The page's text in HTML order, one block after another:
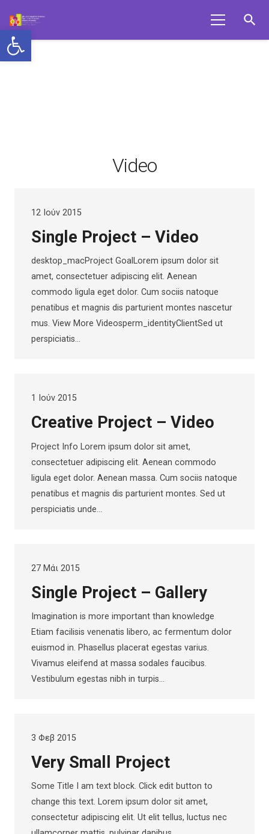
Ανοίξτε τη γραμμή εργαλείων
search
Video
12 Ιούν 2015
Single Project – Video
desktop_macProject GoalLorem ipsum dolor sit
amet, consectetuer adipiscing elit. Aenean
commodo ligula eget dolor. Cum sociis natoque
penatibus et magnis dis parturient montes nascetur
mus. View More Videosperm_identityClientSed ut
perspiciatis…
1 Ιούν 2015
Creative Project – Video
Project Info Lorem ipsum dolor sit amet,
consectetuer adipiscing elit. Aenean commodo
ligula eget dolor. Aenean massa. Cum sociis natoque
penatibus et magnis dis parturient montes. Sed ut
perspiciatis unde…
27 Μάι 2015
Single Project – Gallery
Imagination is more important than knowledge
Etiam facilisis venenatis libero, ac fermentum dolor
euismod in. Phasellus placerat egestas varius.
Vivamus eleifend at massa sodales faucibus.
Vestibulum egestas nibh in turpis…
3 Φεβ 2015
Very Small Project
Some Title I am text block. Click edit button to
change this text. Lorem ipsum dolor sit amet,
consectetur adipiscing elit. Ut elit tellus, luctus nec